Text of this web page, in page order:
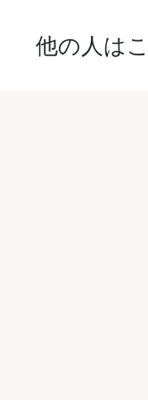
他の人は